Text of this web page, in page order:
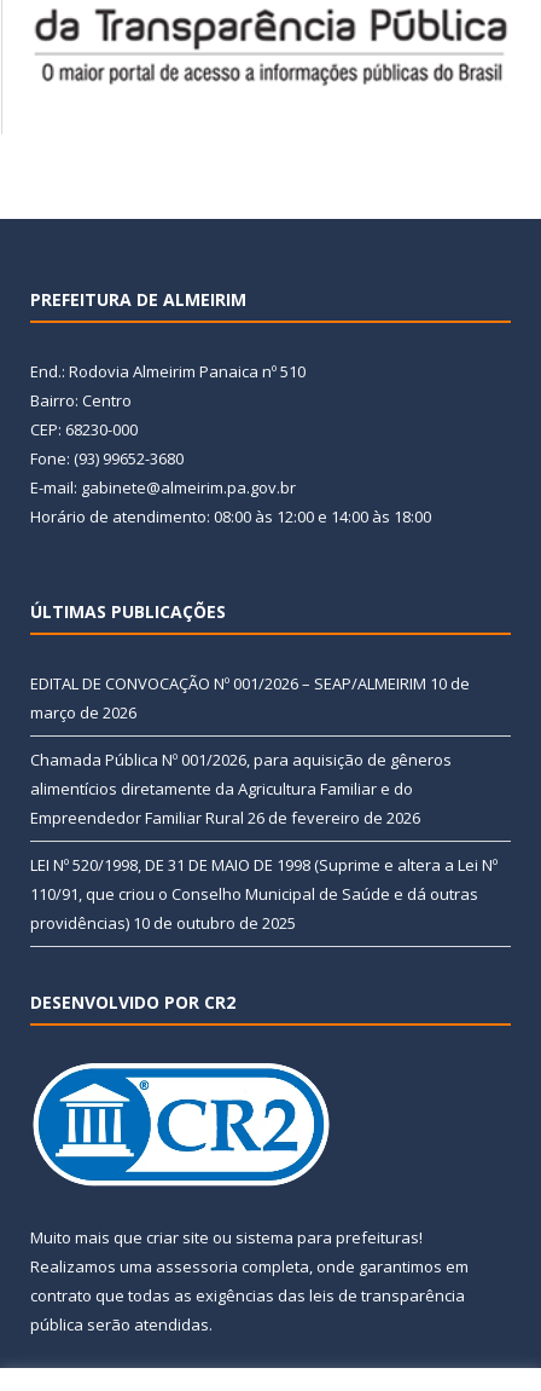
PREFEITURA DE ALMEIRIM
End.: Rodovia Almeirim Panaica nº 510
Bairro: Centro
CEP: 68230-000
Fone: (93) 99652-3680
E-mail: gabinete@almeirim.pa.gov.br
Horário de atendimento: 08:00 às 12:00 e 14:00 às 18:00
ÚLTIMAS PUBLICAÇÕES
EDITAL DE CONVOCAÇÃO Nº 001/2026 – SEAP/ALMEIRIM 10 de
março de 2026
Chamada Pública Nº 001/2026, para aquisição de gêneros
alimentícios diretamente da Agricultura Familiar e do
Empreendedor Familiar Rural 26 de fevereiro de 2026
LEI Nº 520/1998, DE 31 DE MAIO DE 1998 (Suprime e altera a Lei Nº
110/91, que criou o Conselho Municipal de Saúde e dá outras
providências) 10 de outubro de 2025
DESENVOLVIDO POR CR2
Muito mais que criar site ou sistema para prefeituras!
Realizamos uma assessoria completa, onde garantimos em
contrato que todas as exigências das leis de transparência
pública serão atendidas.